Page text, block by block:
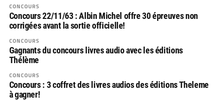
CONCOURS
Concours 22/11/63 : Albin Michel offre 30 épreuves non
corrigées avant la sortie officielle!
CONCOURS
Gagnants du concours livres audio avec les éditions
Thélème
CONCOURS
Concours : 3 coffret des livres audios des éditions Theleme
à gagner!